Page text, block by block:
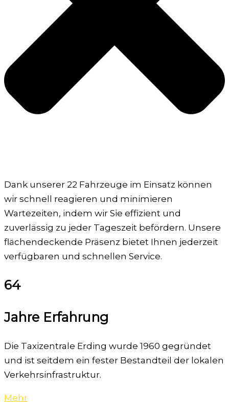
Dank unserer 22 Fahrzeuge im Einsatz können
wir schnell reagieren und minimieren
Wartezeiten, indem wir Sie effizient und
zuverlässig zu jeder Tageszeit befördern. Unsere
flächendeckende Präsenz bietet Ihnen jederzeit
verfügbaren und schnellen Service.
64
Jahre Erfahrung
Die Taxizentrale Erding wurde 1960 gegründet
und ist seitdem ein fester Bestandteil der lokalen
Verkehrsinfrastruktur.
Mehr